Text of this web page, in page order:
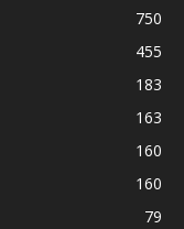
750
455
183
163
160
160
79